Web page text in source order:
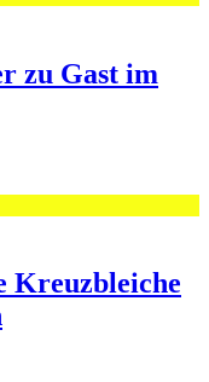
zu Gast im
Kreuzbleiche